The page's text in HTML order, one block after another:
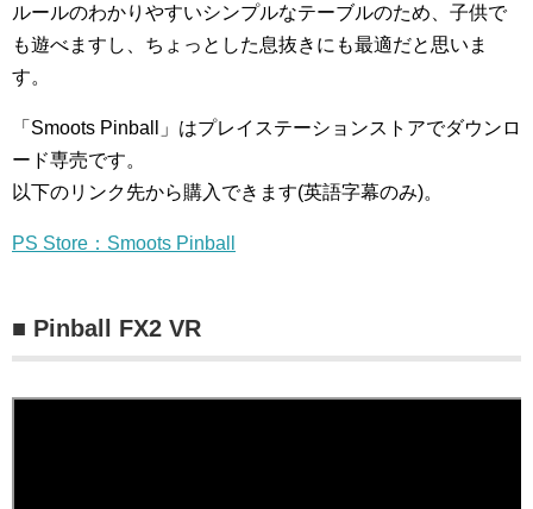
ルールのわかりやすいシンプルなテーブルのため、子供で
も遊べますし、ちょっとした息抜きにも最適だと思いま
す。
「Smoots Pinball」はプレイステーションストアでダウンロ
ード専売です。
以下のリンク先から購入できます(英語字幕のみ)。
PS Store：Smoots Pinball
■ Pinball FX2 VR